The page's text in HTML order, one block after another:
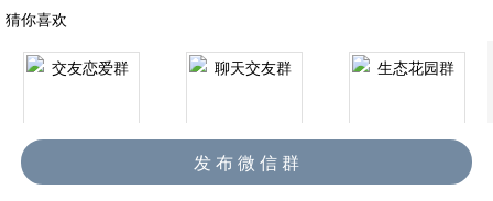
猜你喜欢
交友恋爱群 聊天交友群 生态花园群
发 布 微 信 群